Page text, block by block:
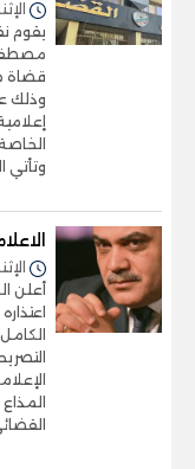
الإثنين 13/
يقوم
مصطفى
قضاة
وذلك
وتأتي
الإثنين 13/
أعلن